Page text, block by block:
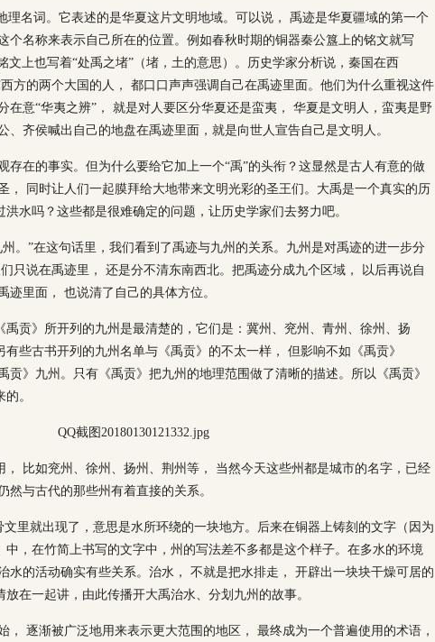
理名词。它表述的是华夏这片文明地域。可以说， 禹迹是华夏疆域的第一个
个名称来表示自己所在的位置。例如春秋时期的铜器秦公簋上的铭文就写
文上也写着“处禹之堵”（堵，土的意思）。历史学家分析说，秦国在西
方的两个大国的人， 都口口声声强调自己在禹迹里面。他们为什么重视这件
在意“华夷之辨”， 就是对人要区分华夏还是蛮夷， 华夏是文明人，蛮夷是野
、齐侯喊出自己的地盘在禹迹里面，就是向世人宣告自己是文明人。
存在的事实。但为什么要给它加上一个“禹”的头衔？这显然是古人有意的做
， 同时让人们一起膜拜给大地带来文明光彩的圣王们。大禹是一个真实的历
水吗？这些都是很难确定的问题，让历史学家们去努力吧。
州。”在这句话里，我们看到了禹迹与九州的关系。九州是对禹迹的进一步分
只说在禹迹里， 还是分不清东南西北。把禹迹分成九个区域， 以后再说自
迹里面， 也说清了自己的具体方位。
禹贡》所开列的九州是最清楚的，它们是：冀州、兖州、青州、徐州、扬
些古书开列的九州名单与《禹贡》的不太一样， 但影响不如《禹贡》
贡》九州。只有《禹贡》把九州的地理范围做了清晰的描述。所以《禹贡》
。
， 比如兖州、徐州、扬州、荆州等， 当然今天这些州都是城市的名字，已经
然与古代的那些州有着直接的关系。
里就出现了，意思是水所环绕的一块地方。后来在铜器上铸刻的文字（因为
，在竹简上书写的文字中，州的写法差不多都是这个样子。在多水的环境
水的活动确实有些关系。治水， 不就是把水排走， 开辟出一块块干燥可居的
在一起讲，由此传播开大禹治水、分划九州的故事。
， 逐渐被广泛地用来表示更大范围的地区， 最终成为一个普遍使用的术语，